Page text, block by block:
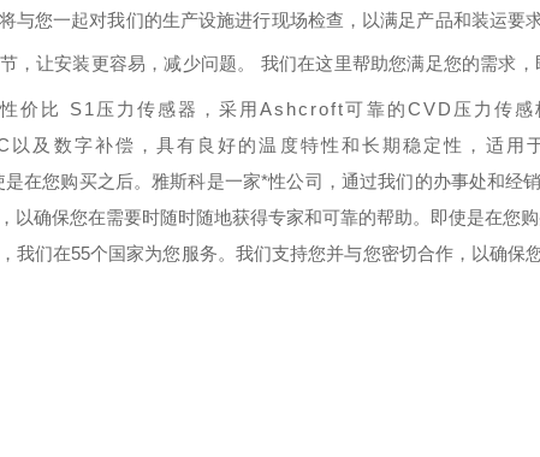
与您一起对我们的生产设施进行现场检查，以满足产品和装运要
，让安装更容易，减少问题。 我们在这里帮助您满足您的需求，
价比 S1压力传感器，采用Ashcroft可靠的CVD压力传
以及数字补偿，具有良好的温度特性和长期稳定性，适用
是在您购买之后。雅斯科是一家*性公司，通过我们的办事处和经
以确保您在需要时随时随地获得专家和可靠的帮助。 即使是在您
我们在55个国家为您服务。我们支持您并与您密切合作，以确保